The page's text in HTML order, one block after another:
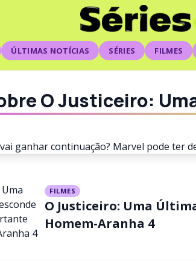
ÚLTIMAS NOTÍCIAS SÉRIES FILMES
O Justiceiro:
vai
FILMES
O Justiceiro: Uma
Homem-Aranha 4